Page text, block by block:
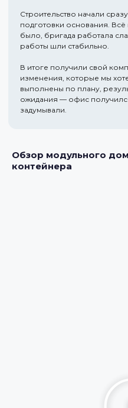
Строительство начали
подготовки основания.
было, бригада работала
работы шли стабильно.
В итоге получили свой
изменения, которые мы
выполнены по плану,
ожидания — офис
задумывали.
Обзор модульного
контейнера